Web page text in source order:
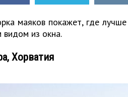
маяков покажет, где
из окна.
Хорватия